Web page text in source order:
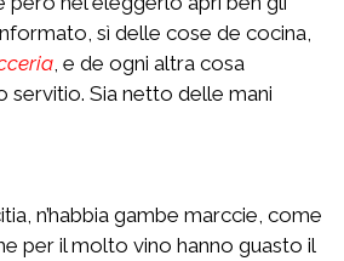
sì delle cose de cocina,
, e de ogni altra cosa
servitio. Sia netto delle mani
n’habbia gambe marccie, come
per il molto vino hanno guasto il